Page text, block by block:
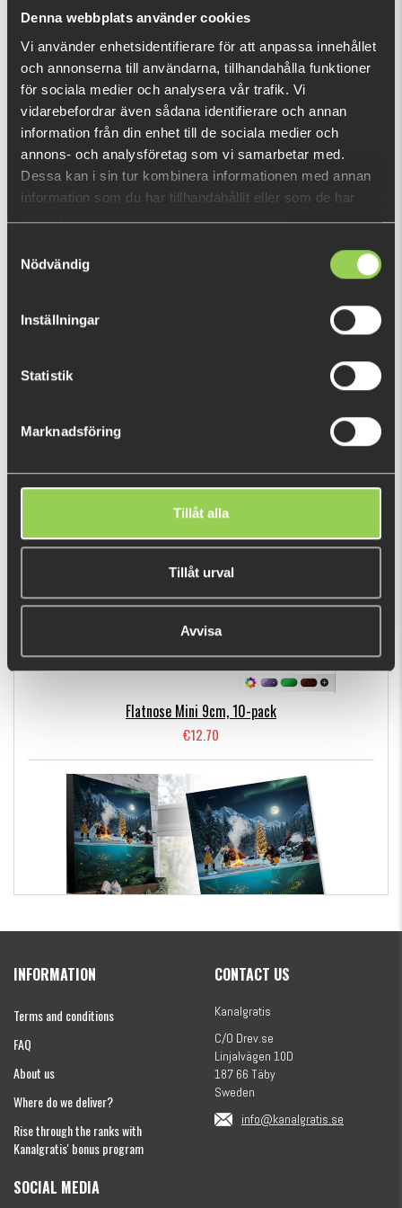
Denna webbplats använder cookies
Vi använder enhetsidentifierare för att anpassa innehållet
och annonserna till användarna, tillhandahålla funktioner
för sociala medier och analysera vår trafik. Vi
vidarebefordrar även sådana identifierare och annan
information från din enhet till de sociala medier och
annons- och analysföretag som vi samarbetar med.
Dessa kan i sin tur kombinera informationen med annan
information som du har tillhandahållit eller som de har
samlat in när du har använt deras tjänster.
Nödvändig
Inställningar
Statistik
Marknadsföring
Tillåt alla
Tillåt urval
Avvisa
What is this?
RECENTLY VIEWED PRODUCTS
Out of stock
BESTSELLERS
Flatnose Mini 9cm, 10-pack
€12.70
€154.86
INFORMATION
Terms and conditions
FAQ
About us
Where do we deliver?
Rise through the ranks with
Kanalgratis' bonus program
CONTACT US
Kanalgratis
C/O Drev.se
Linjalvägen 10D
187 66 Täby
Sweden
info@kanalgratis.se
SOCIAL MEDIA